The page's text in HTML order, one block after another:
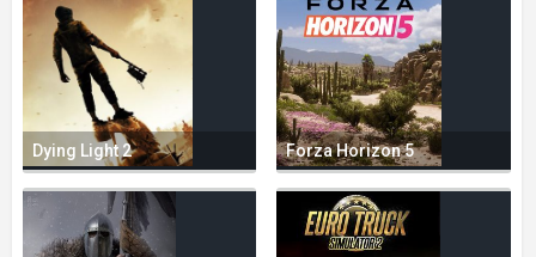
Dying Light 2 Forza Horizon 5